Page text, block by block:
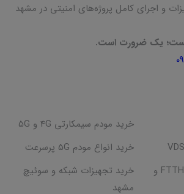
و اجرای کامل پروژه‌های امنیتی در مشهد
یک ضرورت است.
خرید مودم سیمکارتی 4G و 5G
خرید انواع مودم 5G پرسرعت
خرید مودم فیبر نوری FTTH و
خرید تجهیزات شبکه و سوئیچ
مشهد